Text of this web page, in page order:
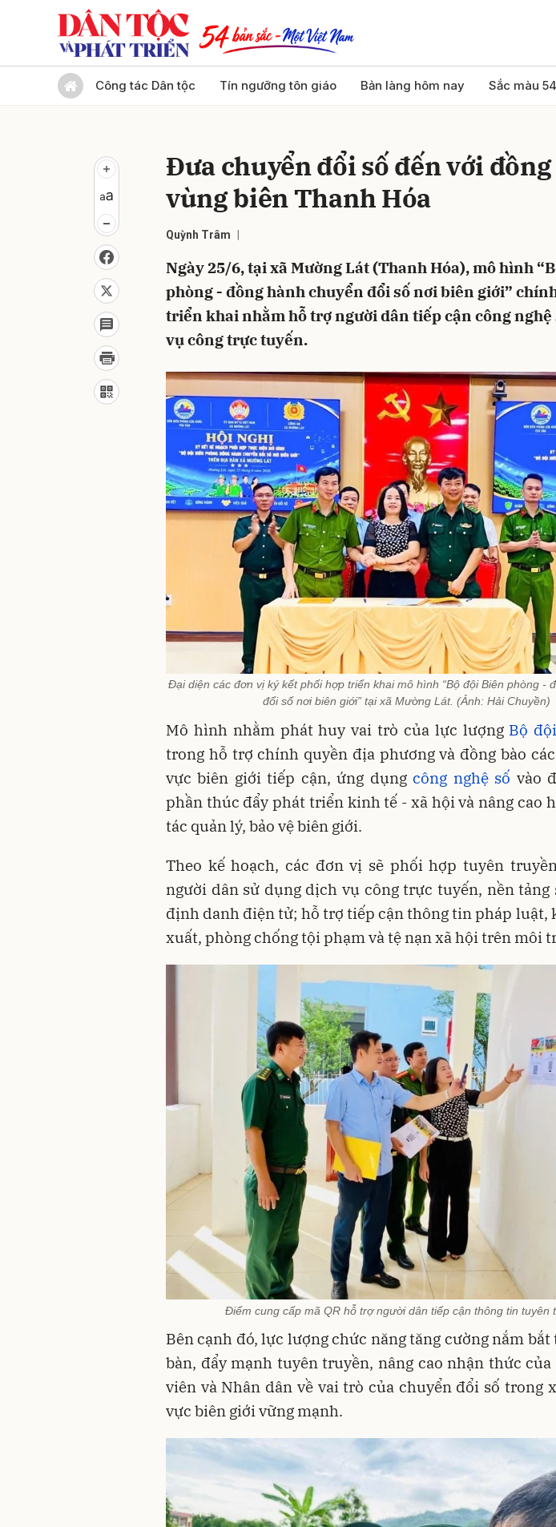
Công tác Dân tộc Tín ngưỡng tôn giáo Bản làng hôm nay Sắc màu 54
Đưa chuyển đổi số đến với đồng
vùng biên Thanh Hóa
Quỳnh Trâm
Ngày 25/6, tại xã Mường Lát (Thanh Hóa), mô hình
phòng - đồng hành chuyển đổi số nơi biên giới”
triển khai nhằm hỗ trợ người dân tiếp cận công nghệ
vụ công trực tuyến.
Đại diện các đơn vị ký kết phối hợp triển khai mô hình “Bộ đội Biên phòng -
đổi số nơi biên giới” tại xã Mường Lát. (Ảnh: Hải Chuyền)
Mô hình nhằm phát huy vai trò của lực lượng Bộ
trong hỗ trợ chính quyền địa phương và đồng bào
vực biên giới tiếp cận, ứng dụngcông nghệ số vào
phần thúc đẩy phát triển kinh tế - xã hội và nâng cao
tác quản lý, bảo vệ biên giới.
Theo kế hoạch, các đơn vị sẽ phối hợp tuyên
người dân sử dụng dịch vụ công trực tuyến, nền tảng
định danh điện tử; hỗ trợ tiếp cận thông tin pháp luật,
xuất, phòng chống tội phạm và tệ nạn xã hội trên môi
Điểm cung cấp mã QR hỗ trợ người dân tiếp cận thông tin tuyên
Bên cạnh đó, lực lượng chức năng tăng cường nắm
bàn, đẩy mạnh tuyên truyền, nâng cao nhận thức của
viên và Nhân dân về vai trò của chuyển đổi số trong
vực biên giới vững mạnh.
Gửi bình luận